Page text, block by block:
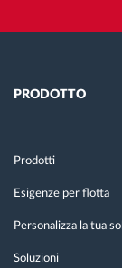
PRODOTTO
Prodotti
Esigenze per flotta
Personalizza la tua
Soluzioni